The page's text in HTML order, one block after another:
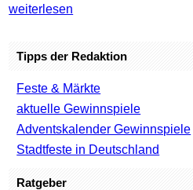
weiterlesen
Tipps der Redaktion
Feste & Märkte
aktuelle Gewinnspiele
Adventskalender Gewinnspiele
Stadtfeste in Deutschland
Ratgeber